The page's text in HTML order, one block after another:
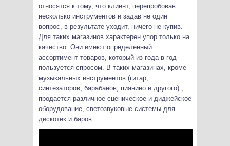
относятся к тому, что клиент, перепробовав
несколько инструментов и задав не один
вопрос, в результате уходит, ничего не купив.
Для таких магазинов характерен упор только на
качество. Они имеют определенный
ассортимент товаров, который из года в год
пользуется спросом. В таких магазинах, кроме
музыкальных инструментов (гитар,
синтезаторов, барабанов, пианино и другого) ,
продается различное сценическое и диджейское
оборудование, светозвуковые системы для
дискотек и баров.